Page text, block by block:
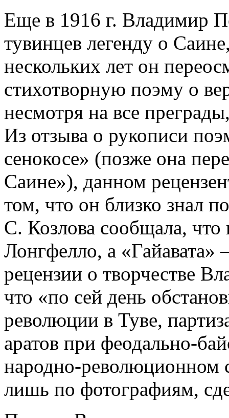
Еще в 1916 г. Владимир
тувинцев легенду о
нескольких лет он
стихотворную поэму о
несмотря на все
Из отзыва о рукописи
сенокосе» (позже она
Саине»), данном
том, что он близко знал
С. Козлова сообщала, что
Лонгфелло, а «Гайавата»
рецензии о творчестве
что «по сей день
революции в Туве,
аратов при феодально-
народно-революционном
лишь по фотографиям,